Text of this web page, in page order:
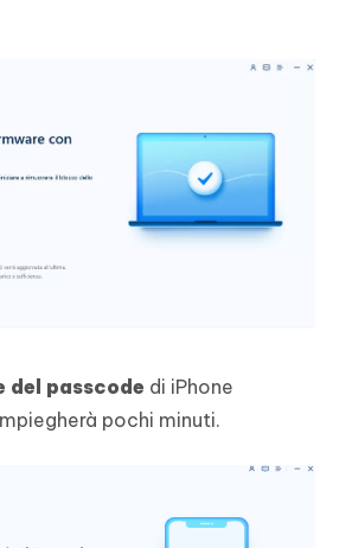
del passcode di iPhone
pochi minuti.